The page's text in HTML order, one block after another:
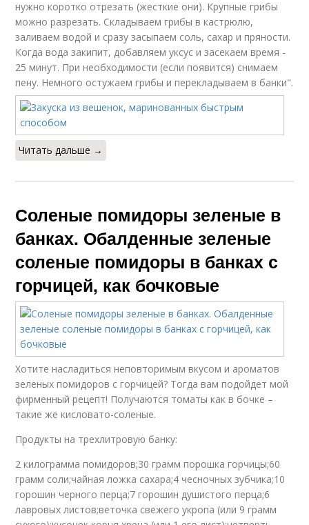
нужно коротко отрезать (жесткие они). Крупные грибы
можно разрезать. Складываем грибы в кастрюлю,
заливаем водой и сразу засыпаем соль, сахар и пряности.
Когда вода закипит, добавляем уксус и засекаем время -
25 минут. При необходимости (если появится) снимаем
пену. Немного остужаем грибы и перекладываем в банки".
Читать дальше →
Соленые помидоры зеленые в
банках. Обалденные зеленые
соленые помидоры в банках с
горчицей, как бочковые
Хотите насладиться неповторимым вкусом и ароматов
зеленых помидоров с горчицей? Тогда вам подойдет мой
фирменный рецепт! Получаются томаты как в бочке –
такие же кисловато-соленые.
Продукты на трехлитровую банку:
2 килограмма помидоров;30 грамм порошка горчицы;60
грамм соли;чайная ложка сахара;4 чесночных зубчика;10
горошин черного перца;7 горошин душистого перца;6
лавровых листов;веточка свежего укропа (или 9 грамм